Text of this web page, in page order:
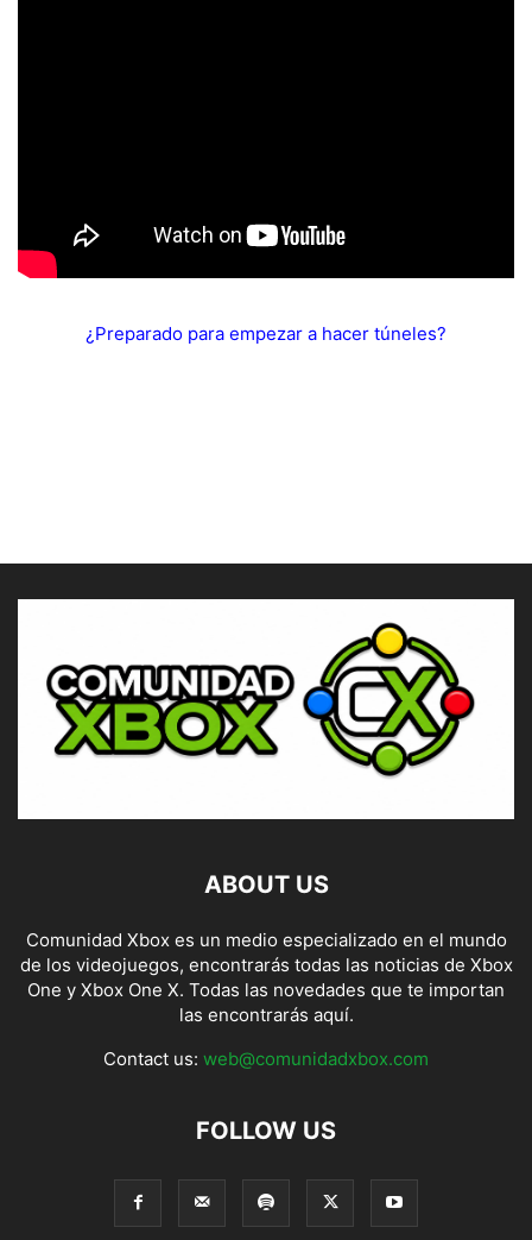
¿Preparado para empezar a hacer túneles?
ABOUT US
Comunidad Xbox es un medio especializado en el mundo
de los videojuegos, encontrarás todas las noticias de Xbox
One y Xbox One X. Todas las novedades que te importan
las encontrarás aquí.
Contact us: web@comunidadxbox.com
FOLLOW US